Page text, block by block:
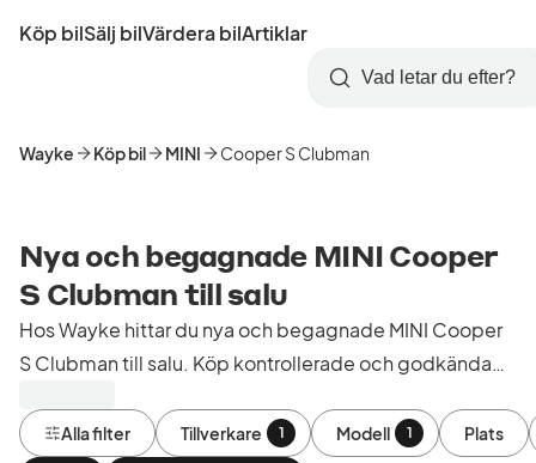
till
Startsida
Köp bilSälj bilVärdera bilArtiklar
Skapa
konto
Logga
in
Sök
Wayke Köp bil MINI Cooper S Clubman
Nya och begagnade MINI Cooper
S Clubman till salu
Hos Wayke hittar du nya och begagnade MINI Cooper
S Clubman till salu. Köp kontrollerade och godkända
Alla filter Tillverkare 1 Modell 1 Plats